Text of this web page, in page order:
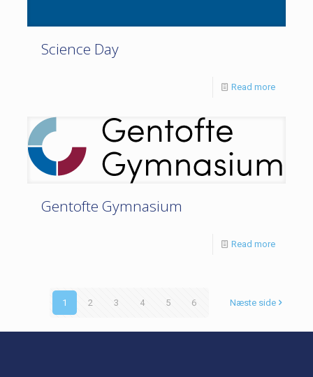
Science Day
Read more
Gentofte Gymnasium
Read more
1 2 3 4 5 6 Næste side